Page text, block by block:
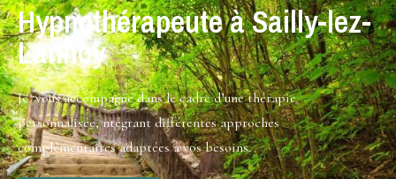
Hypnothérapeute à Sailly-lez-
Lannoy
Je vous accompagne dans le cadre d’une thérapie
personnalisée, ntégrant différentes approches
complémentaires adaptées à vos besoins.